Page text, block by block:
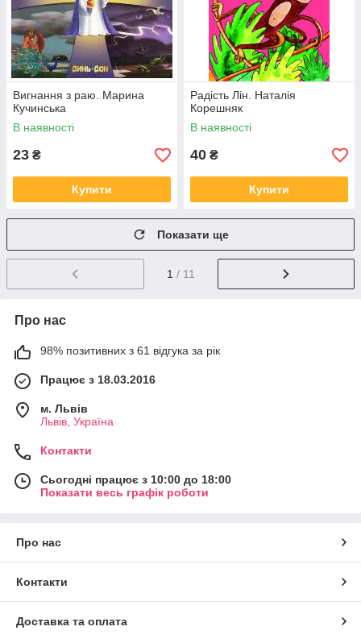
Вигнання з раю. Марина
Кучинська
В наявності
23 ₴
Купити
Радість Лін. Наталія
Корешняк
В наявності
40 ₴
Купити
Показати ще
1 / 11
Про нас
98% позитивних з 61 відгука за рік
Працює з 18.03.2016
м. Львів
Львів, Україна
Контакти
Сьогодні працює з 10:00 до 18:00
Показати весь графік роботи
Про нас
Контакти
Доставка та оплата